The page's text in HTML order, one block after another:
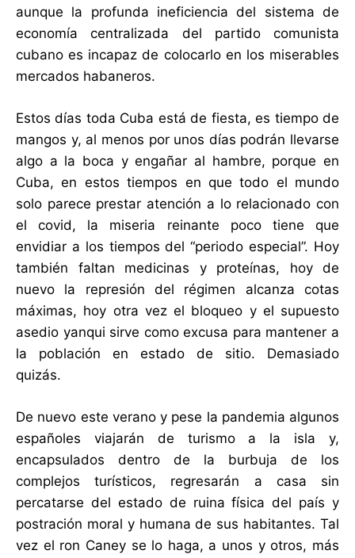
aunque la profunda ineficiencia del sistema de
economía centralizada del partido comunista
cubano es incapaz de colocarlo en los miserables
mercados habaneros.
Estos días toda Cuba está de fiesta, es tiempo de
mangos y, al menos por unos días podrán llevarse
algo a la boca y engañar al hambre, porque en
Cuba, en estos tiempos en que todo el mundo
solo parece prestar atención a lo relacionado con
el covid, la miseria reinante poco tiene que
envidiar a los tiempos del “periodo especial”. Hoy
también faltan medicinas y proteínas, hoy de
nuevo la represión del régimen alcanza cotas
máximas, hoy otra vez el bloqueo y el supuesto
asedio yanqui sirve como excusa para mantener a
la población en estado de sitio. Demasiado
quizás.
De nuevo este verano y pese la pandemia algunos
españoles viajarán de turismo a la isla y,
encapsulados dentro de la burbuja de los
complejos turísticos, regresarán a casa sin
percatarse del estado de ruina física del país y
postración moral y humana de sus habitantes. Tal
vez el ron Caney se lo haga, a unos y otros, más